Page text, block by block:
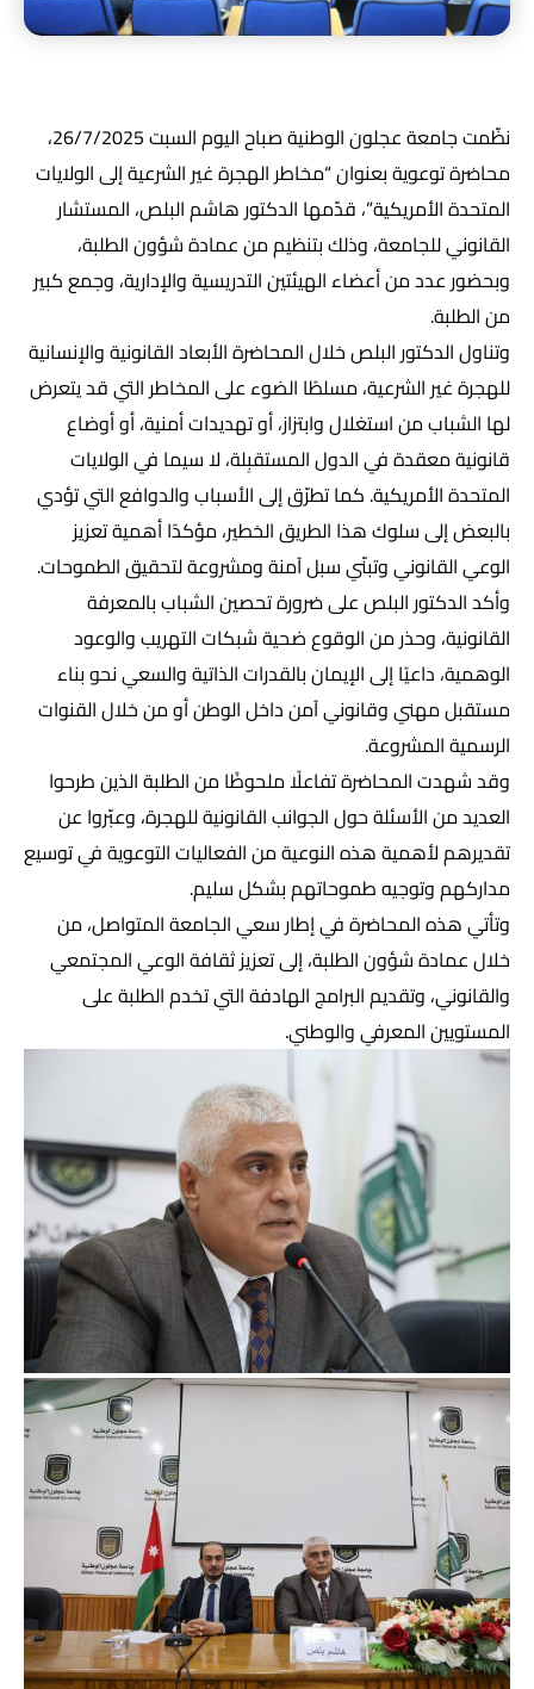
نظّمت جامعة عجلون الوطنية صباح اليوم السبت 26/7/2025،
محاضرة توعوية بعنوان “مخاطر الهجرة غير الشرعية إلى الولايات
المتحدة الأمريكية”، قدّمها الدكتور هاشم البلص، المستشار
القانوني للجامعة، وذلك بتنظيم من عمادة شؤون الطلبة،
وبحضور عدد من أعضاء الهيئتين التدريسية والإدارية، وجمع كبير
من الطلبة.
وتناول الدكتور البلص خلال المحاضرة الأبعاد القانونية والإنسانية
للهجرة غير الشرعية، مسلطًا الضوء على المخاطر التي قد يتعرض
لها الشباب من استغلال وابتزاز، أو تهديدات أمنية، أو أوضاع
قانونية معقدة في الدول المستقبِلة، لا سيما في الولايات
المتحدة الأمريكية. كما تطرّق إلى الأسباب والدوافع التي تؤدي
بالبعض إلى سلوك هذا الطريق الخطير، مؤكدًا أهمية تعزيز
الوعي القانوني وتبنّي سبل آمنة ومشروعة لتحقيق الطموحات.
وأكد الدكتور البلص على ضرورة تحصين الشباب بالمعرفة
القانونية، وحذر من الوقوع ضحية شبكات التهريب والوعود
الوهمية، داعيًا إلى الإيمان بالقدرات الذاتية والسعي نحو بناء
مستقبل مهني وقانوني آمن داخل الوطن أو من خلال القنوات
الرسمية المشروعة.
وقد شهدت المحاضرة تفاعلًا ملحوظًا من الطلبة الذين طرحوا
العديد من الأسئلة حول الجوانب القانونية للهجرة، وعبّروا عن
تقديرهم لأهمية هذه النوعية من الفعاليات التوعوية في توسيع
مداركهم وتوجيه طموحاتهم بشكل سليم.
وتأتي هذه المحاضرة في إطار سعي الجامعة المتواصل، من
خلال عمادة شؤون الطلبة، إلى تعزيز ثقافة الوعي المجتمعي
والقانوني، وتقديم البرامج الهادفة التي تخدم الطلبة على
المستويين المعرفي والوطني.